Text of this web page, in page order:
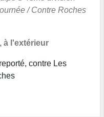
/ Contre Roches
à l'extérieur
contre Les